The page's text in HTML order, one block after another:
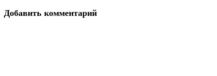
Добавить комментарий